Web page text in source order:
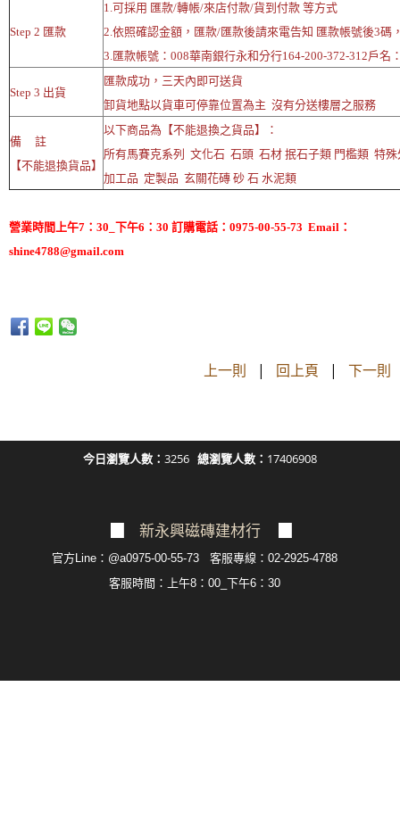
Step 2 匯款
1.可採用 匯款/轉帳/來店付款/貨到付款 等方式
2.依照確認金額，匯款/匯款後請來電告知 匯款帳號後3碼
3.匯款帳號：008華南銀行永和分行164-200-372-312戶名
Step 3 出貨
匯款成功，三天內即可送貨
卸貨地點以貨車可停靠位置為主 沒有分送樓層之服務
備 註
【不能退換貨品】
以下商品為【不能退換之貨品】：
所有馬賽克系列 文化石 石頭 石材 抿石子類 門檻類 特
加工品 定製品 玄關花磚 砂 石 水泥類
營業時間上午7：30_下午6：30 訂購電話：0975-00-55-73 Email：
shine4788@gmail.com
上一則 | 回上頁 | 下一則
今日瀏覽人數： 3256 總瀏覽人數： 17406908
新永興磁磚建材行
官方Line：@a0975-00-55-73 客服專線：02-2925-4788
客服 時間：上午8：00_下午6：30